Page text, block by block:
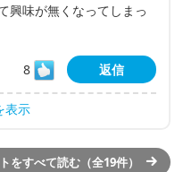
興味が無くなってしまっ
8
返信
表示
をすべて読む（全19件）